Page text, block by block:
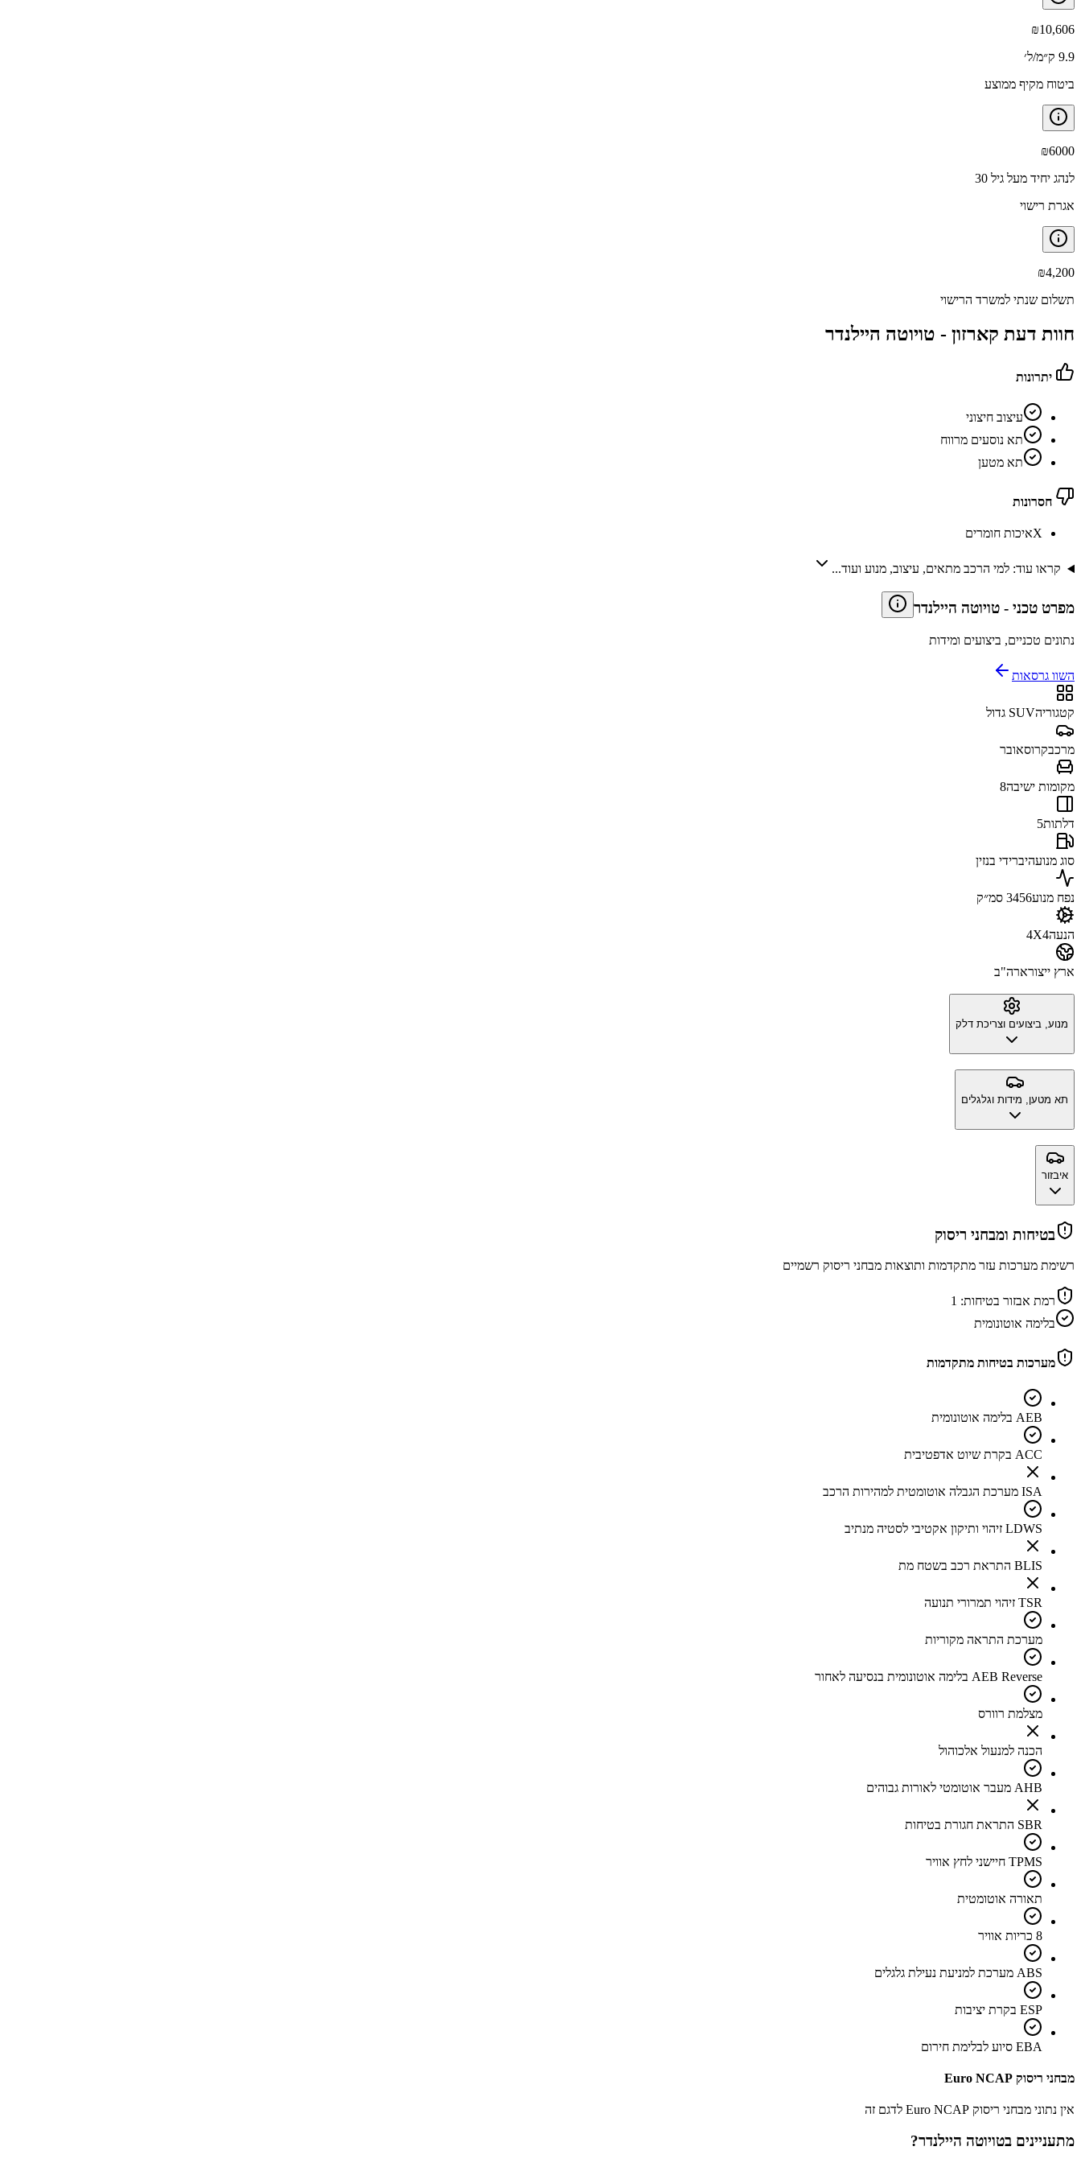
₪10,606
9.9 ק״מ/ל׳
ביטוח מקיף ממוצע
₪6000
לנהג יחיד מעל גיל 30
אגרת רישוי
₪4,200
תשלום שנתי למשרד הרישוי
חוות דעת קארזון - טויוטה היילנדר
יתרונות
עיצוב חיצוני
תא נוסעים מרווח
תא מטען
חסרונות
Xאיכות חומרים
קראו עוד: למי הרכב מתאים, עיצוב, מנוע ועוד...
מפרט טכני - טויוטה היילנדר
נתונים טכניים, ביצועים ומידות
השוו גרסאות
קטגוריהSUV גדול
מרכבקרוסאובר
מקומות ישיבה8
דלתות5
סוג מנועהיברידי בנזין
נפח מנוע3456 סמ״ק
הנעה4X4
ארץ ייצורארה"ב
מנוע, ביצועים וצריכת דלק
תא מטען, מידות וגלגלים
איבזור
בטיחות ומבחני ריסוק
רשימת מערכות עזר מתקדמות ותוצאות מבחני ריסוק רשמיים
רמת אבזור בטיחות: 1
בלימה אוטונומית
מערכות בטיחות מתקדמות
AEB בלימה אוטונומית
ACC בקרת שיוט אדפטיבית
ISA מערכת הגבלה אוטומטית למהירות הרכב
LDWS זיהוי ותיקון אקטיבי לסטיה מנתיב
BLIS התראת רכב בשטח מת
TSR זיהוי תמרורי תנועה
מערכת התראה מקוריות
AEB Reverse בלימה אוטונומית בנסיעה לאחור
מצלמת רוורס
הכנה למנעול אלכוהול
AHB מעבר אוטומטי לאורות גבוהים
SBR התראת חגורת בטיחות
TPMS חיישני לחץ אוויר
תאורה אוטומטית
8 כריות אוויר
ABS מערכת למניעת נעילת גלגלים
ESP בקרת יציבות
EBA סיוע לבלימת חירום
מבחני ריסוק Euro NCAP
אין נתוני מבחני ריסוק Euro NCAP לדגם זה
מתעניינים בטויוטה היילנדר?